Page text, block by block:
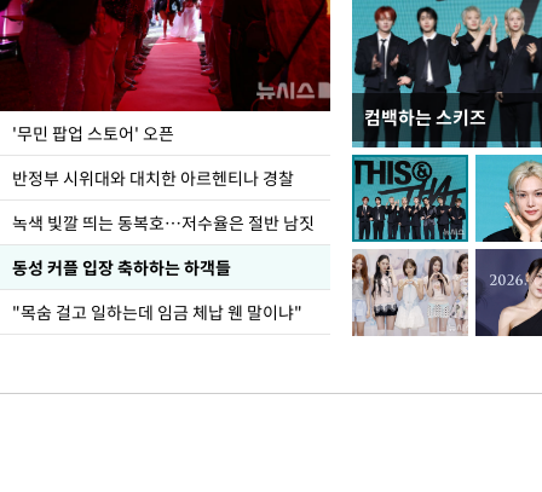
'무민 팝업 스토어' 오픈
반정부 시위대와 대치한 아르헨티나 경찰
녹색 빛깔 띄는 동복호…저수율은 절반 남짓
동성 커플 입장 축하하는 하객들
"목숨 걸고 일하는데 임금 체납 웬 말이냐"
컴백하는 스키즈
지석천 뒤덮은 개구리